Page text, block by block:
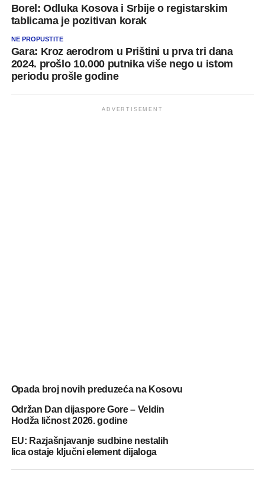
Borel: Odluka Kosova i Srbije o registarskim
tablicama je pozitivan korak
NE PROPUSTITE
Gara: Kroz aerodrom u Prištini u prva tri dana
2024. prošlo 10.000 putnika više nego u istom
periodu prošle godine
ADVERTISEMENT
Opada broj novih preduzeća na Kosovu
Održan Dan dijaspore Gore – Veldin
Hodža ličnost 2026. godine
EU: Razjašnjavanje sudbine nestalih
lica ostaje ključni element dijaloga